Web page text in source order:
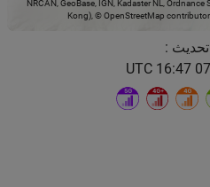
NRCAN, GeoBase, IGN, Kadaster NL,
Kong), © OpenStreetMap
:
07/